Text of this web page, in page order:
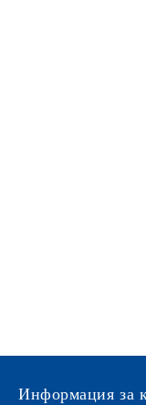
Информация за